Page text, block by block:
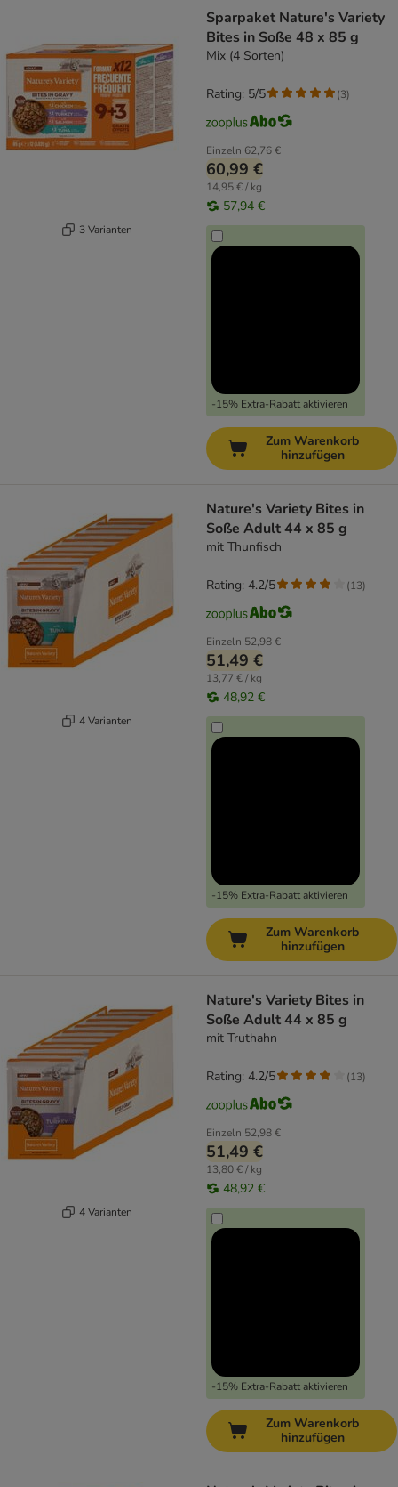
3 Varianten
Sparpaket Nature's Variety
Bites in Soße 48 x 85 g
Mix (4 Sorten)
Einzeln 62,76 €
60,99 €
14,95 € / kg
57,94 €
-15% Extra-Rabatt aktivieren
Rating: 5/5 (3)
Zum Warenkorb
hinzufügen
4 Varianten
Nature's Variety Bites in
Soße Adult 44 x 85 g
mit Thunfisch
Einzeln 52,98 €
51,49 €
13,77 € / kg
48,92 €
-15% Extra-Rabatt aktivieren
Rating: 4.2/5 (13)
Zum Warenkorb
hinzufügen
4 Varianten
Nature's Variety Bites in
Soße Adult 44 x 85 g
mit Truthahn
Einzeln 52,98 €
51,49 €
13,80 € / kg
48,92 €
-15% Extra-Rabatt aktivieren
Rating: 4.2/5 (13)
Zum Warenkorb
hinzufügen